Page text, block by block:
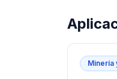
Minería